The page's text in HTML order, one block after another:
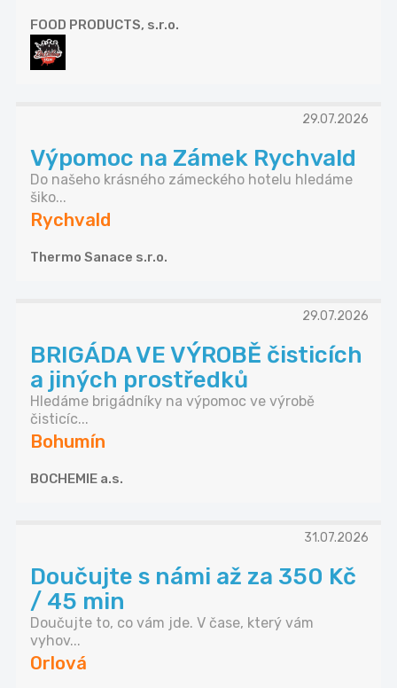
FOOD PRODUCTS, s.r.o.
29.07.2026
Výpomoc na Zámek Rychvald
Do našeho krásného zámeckého hotelu hledáme
šiko...
Rychvald
Thermo Sanace s.r.o.
29.07.2026
BRIGÁDA VE VÝROBĚ čisticích
a jiných prostředků
Hledáme brigádníky na výpomoc ve výrobě
čisticíc...
Bohumín
BOCHEMIE a.s.
31.07.2026
Doučujte s námi až za 350 Kč
/ 45 min
Doučujte to, co vám jde. V čase, který vám
vyhov...
Orlová